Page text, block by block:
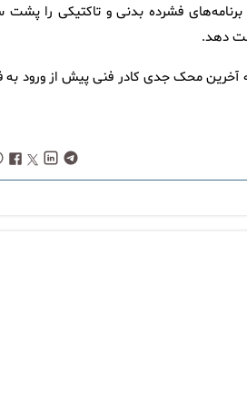
و در این مدت برنامه‌های فشرده بدنی و تاکتیکی را
دهد.
آخرین محک جدی کادر فنی پیش از ورود به